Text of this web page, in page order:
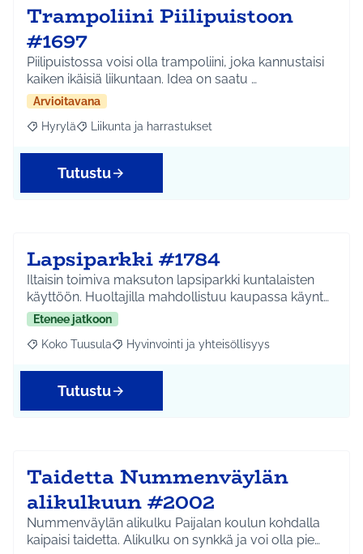
Trampoliini Piilipuistoon
#1697
Piilipuistossa voisi olla trampoliini, joka kannustaisi
kaiken ikäisiä liikuntaan. Idea on saatu …
Arvioitavana
Rajaa tulokset aihepiirin mukaan: Hyrylä
Hyrylä Rajaa tulokset teeman mukaan: Liikunta ja
Liikunta ja harrastukset
Tutustu
Lapsiparkki #1784
Iltaisin toimiva maksuton lapsiparkki kuntalaisten
käyttöön. Huoltajilla mahdollistuu kaupassa käynt…
Etenee jatkoon
Rajaa tulokset aihepiirin mukaan: Koko Tuusula
Koko Tuusula Rajaa tulokset teeman mukaan: Hyvinvointi ja
Hyvinvointi ja yhteisöllisyys
Tutustu
Taidetta Nummenväylän
alikulkuun #2002
Nummenväylän alikulku Paijalan koulun kohdalla
kaipaisi taidetta. Alikulku on synkkä ja voi olla pie…